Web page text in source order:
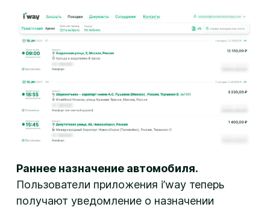
Раннее назначение автомобиля.
Пользователи приложения i’way теперь
получают уведомление о назначении